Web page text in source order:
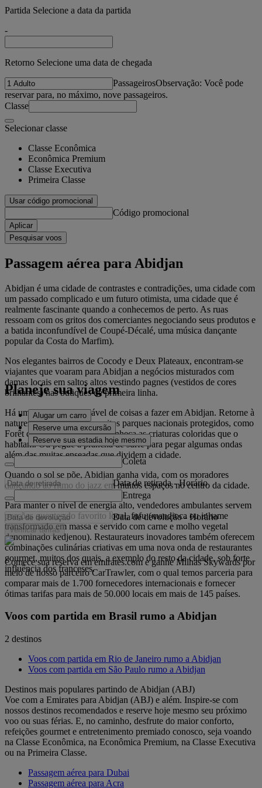
Partida Selecione a data da partida
-
Retorno Selecione uma data de chegada
PassageirosObservação: Você pode
reservar para, no máximo, nove passageiros.
Classe
Selecionar classe
Classe Econômica
Econômica Premium
Classe Executiva
Primeira Classe
Usar código promocional
Código promocional
Aplicar
Pesquisar voos
Passagem aérea para Abidjan
Abidjan é uma cidade de contrastes e contradições, uma cidade com
um passado complicado e um futuro otimista, uma cidade que é
realmente fascinante quando a conhecemos de perto. As ruas
ressoam com os gritos dos comerciantes negociando seus produtos e
a batida inconfundível de Coupé-Décalé, uma música dançante
popular da Costa do Marfim).
Nos elegantes bairros de Cocody e Deux Plateaux, encontram-se
viajantes que voaram para Abidjan a negócios misturados com
damas locais em saltos altos vestindo pagnes (vestidos de cores
brilhantes) nas butiques de primeira linha.
Há uma variedade saudável de coisas a fazer em Abidjan. Retorne à
natureza e visite um dos muitos parques nacionais protegidos, como
Forêt du Banco no norte, e conheça as criaturas coloridas que o
habitam. Ou pegue a prancha de surfe para pegar algumas ondas
além das muitas enseadas que dividem a cidade.
Quando o sol se põe, Abidjan ganha vida, com os moradores
dançando ao ritmo do jazz em muitos espaços no centro da cidade.
Para manter o nível de energia alto, vendedores ambulantes servem
porções quentes do favorito local, fufu (mandioca ou inhame
transformado em massa e servido com carne e molho vegetal
denominado kedjenou). Restaurateurs inovadores também oferecem
combinações culinárias criativas em uma nova onda de restaurantes
gourmet, muitos dos quais, a exemplo do resto da cidade, sob forte
influência dos franceses.
Planeje sua viagem
Alugar um carro
Reserve uma excursão
Reserve sua estadia hoje mesmo
Coleta
Data de retirada - Horário
Entrega
Data de devolução - Horário
Verificar tarifas
Comece sua reserva em emirates.com e ganhe Milhas Skywards por
meio de nosso parceiro CarTrawler, com o qual temos parceria para
comparar mais de 1.700 fornecedores internacionais e fornecer
ótimas tarifas para mais de 50.000 locais em mais de 145 países.
Voos com partida em Brasil rumo a Abidjan
2 destinos
Voos com partida em Rio de Janeiro rumo a Abidjan
Voos com partida em São Paulo rumo a Abidjan
Destinos mais populares partindo de Abidjan (ABJ)
Voe com a Emirates para Abidjan (ABJ) e além. Inspire-se com
nossos destinos recomendados e reserve hoje mesmo seu próximo
voo ou suas férias. E, no caminho, desfrute do maior conforto,
refeições gourmet e entretenimento premiado conosco, seja voando
na Classe Econômica, na Econômica Premium, na Classe Executiva
ou na Primeira Classe.
Passagem aérea para Dubai
Passagem aérea para Acra